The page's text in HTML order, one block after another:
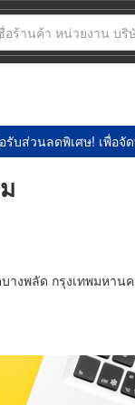
บส่วนลดพิเศษ! เพื่อจั
งพลัด กรุงเทพมหานค